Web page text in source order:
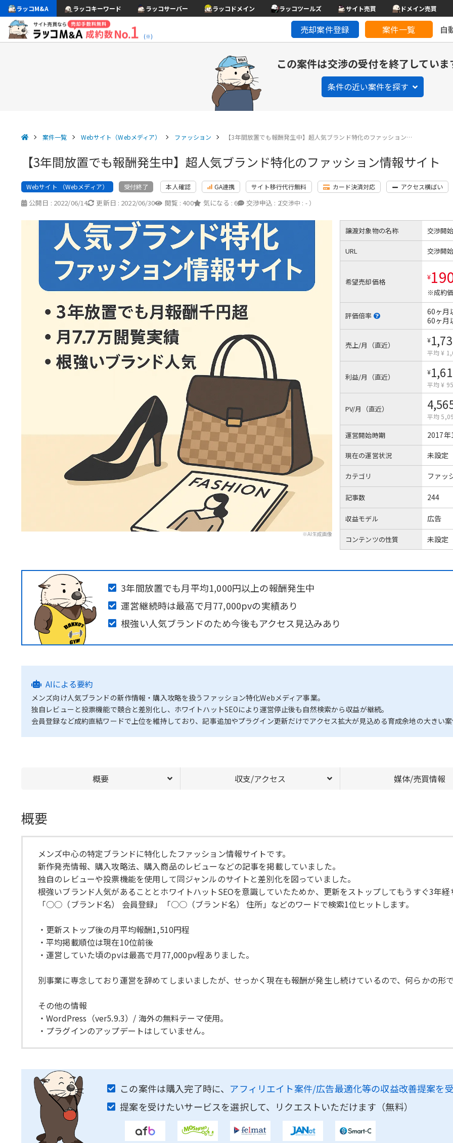
ラッコM&A ラッコキーワード ラッコサーバー ラッコドメイン ラッコツールズ サイト売買 ドメイン売買
(※)
売却案件登録 案件一覧 自
この案件は交渉の受付を終了していま
条件の近い案件を探す
案件一覧 Webサイト（Webメディア） ファッション 【3年間放置でも報酬発生中】超人気ブランド特化のファッション…
【3年間放置でも報酬発生中】超人気ブランド特化のファッション情報サイト
Webサイト （Webメディア） 受付終了 本人確認 GA連携 サイト移行代行無料 カード決済対応 アクセス横ばい
公開日 : 2022/06/14 更新日 : 2022/06/30 閲覧 : 400 気になる : 6 交渉申込 : 2
（交渉中 : - ）
※AI生成画像
譲渡対象物の名称 交渉開
URL 交渉開
希望売却価格 ¥
※成約
評価倍率
60ヶ月
60ヶ月
売上/月（直近）
¥
平均 ¥
利益/月（直近）
¥
平均 ¥
PV/月（直近）
平均
運営開始時期 2017年
現在の運営状況 未設定
カテゴリ ファッ
記事数 244
収益モデル 広告
コンテンツの性質 未設定
3年間放置でも月平均1,000円以上の報酬発生中
運営継続時は最高で月77,000pvの実績あり
根強い人気ブランドのため今後もアクセス見込みあり
AIによる要約
メンズ向け人気ブランドの新作情報・購入攻略を扱うファッション特化Webメディア事業。
独自レビューと投票機能で競合と差別化し、ホワイトハットSEOにより運営停止後も自然検索から収益が継続。
会員登録など成約直結ワードで上位を維持しており、記事追加やプラグイン更新だけでアクセス拡大が見込める育成余地の大きい
概要 収支/アクセス 媒体/売買情報
概要
メンズ中心の特定ブランドに特化したファッション情報サイトです。
新作発売情報、購入攻略法、購入商品のレビューなどの記事を掲載していました。
独自のレビューや投票機能を使用して同ジャンルのサイトと差別化を図っていました。
根強いブランド人気があることとホワイトハットSEOを意識していたためか、更新をストップしてもうすぐ3年
「○○（ブランド名） 会員登録」「○○（ブランド名） 住所」などのワードで検索1位ヒットします。
・更新ストップ後の月平均報酬1,510円程
・平均掲載順位は現在10位前後
・運営していた頃のpvは最高で月77,000pv程ありました。
別事業に専念しており運営を辞めてしまいましたが、せっかく現在も報酬が発生し続けているので、何らかの形
その他の情報
・WordPress（ver5.9.3）/ 海外の無料テーマ使用。
・プラグインのアップデートはしていません。
この案件は購入完了時に、 アフィリエイト案件/広告最適化等の収益改善提案を
提案を受けたいサービスを選択して、リクエストいただけます（無料）